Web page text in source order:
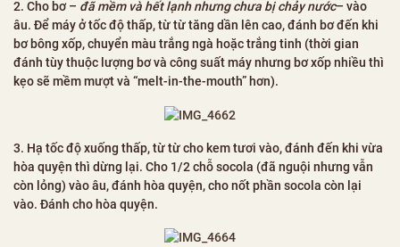
2. Cho bơ – đã mềm và hết lạnh nhưng chưa bị chảy nước– vào
âu. Để máy ở tốc độ thấp, từ từ tăng dần lên cao, đánh bơ đến khi
bơ bông xốp, chuyển màu trắng ngà hoặc trắng tinh (thời gian
đánh tùy thuộc lượng bơ và công suất máy nhưng bơ xốp nhiều thì
kẹo sẽ mềm mượt và “melt-in-the-mouth” hơn).
3. Hạ tốc độ xuống thấp, từ từ cho kem tươi vào, đánh đến khi vừa
hòa quyện thì dừng lại. Cho 1/2 chỗ socola (đã nguội nhưng vẫn
còn lỏng) vào âu, đánh hòa quyện, cho nốt phần socola còn lại
vào. Đánh cho hòa quyện.